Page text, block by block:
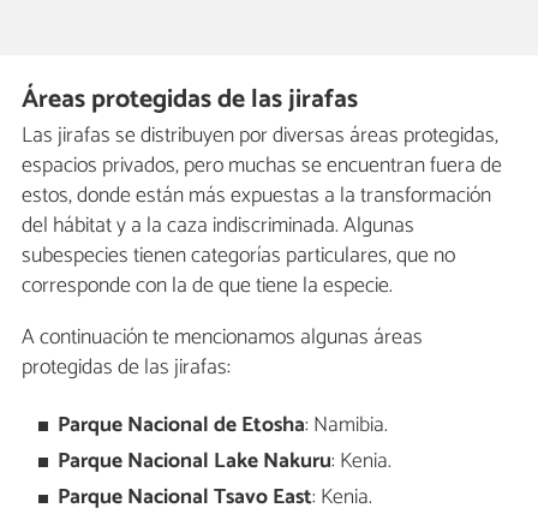
Áreas protegidas de las jirafas
Las jirafas se distribuyen por diversas áreas protegidas,
espacios privados, pero muchas se encuentran fuera de
estos, donde están más expuestas a la transformación
del hábitat y a la caza indiscriminada. Algunas
subespecies tienen categorías particulares, que no
corresponde con la de que tiene la especie.
A continuación te mencionamos algunas áreas
protegidas de las jirafas:
Parque Nacional de Etosha: Namibia.
Parque Nacional Lake Nakuru: Kenia.
Parque Nacional Tsavo East: Kenia.